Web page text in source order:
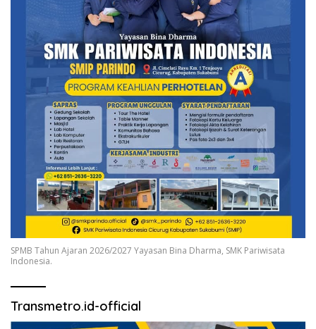
SPMB Tahun Ajaran 2026/2027 Yayasan Bina Dharma, SMK Pariwisata
Indonesia.
Transmetro.id-official